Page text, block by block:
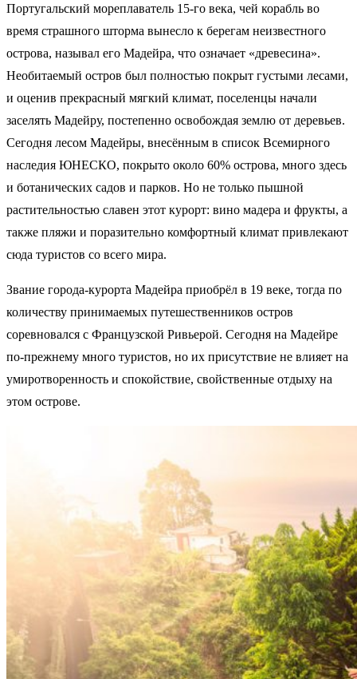
Португальский мореплаватель 15-го века, чей корабль во
время страшного шторма вынесло к берегам неизвестного
острова, называл его Мадейра, что означает «древесина».
Необитаемый остров был полностью покрыт густыми лесами,
и оценив прекрасный мягкий климат, поселенцы начали
заселять Мадейру, постепенно освобождая землю от деревьев.
Сегодня лесом Мадейры, внесённым в список Всемирного
наследия ЮНЕСКО, покрыто около 60% острова, много здесь
и ботанических садов и парков. Но не только пышной
растительностью славен этот курорт: вино мадера и фрукты, а
также пляжи и поразительно комфортный климат привлекают
сюда туристов со всего мира.
Звание города-курорта Мадейра приобрёл в 19 веке, тогда по
количеству принимаемых путешественников остров
соревновался с Французской Ривьерой. Сегодня на Мадейре
по-прежнему много туристов, но их присутствие не влияет на
умиротворенность и спокойствие, свойственные отдыху на
этом острове.